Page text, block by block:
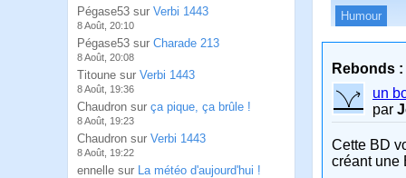
Pégase53 sur Verbi 1443
8 Août, 20:10
Pégase53 sur Charade 213
8 Août, 20:08
Titoune sur Verbi 1443
8 Août, 19:36
Chaudron sur ça pique, ça brûle !
8 Août, 19:23
Chaudron sur Verbi 1443
8 Août, 19:22
ennelle sur La météo d'aujourd'hui !
Humour
Rebonds :
un
par
Cette BD
créant une